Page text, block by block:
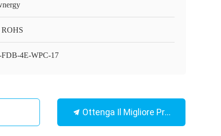
4E-WPC-17
Ottenga Il Migliore Prezzo